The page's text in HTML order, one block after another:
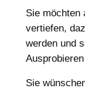
Sie möchten
vertiefen,
werden und
Sie